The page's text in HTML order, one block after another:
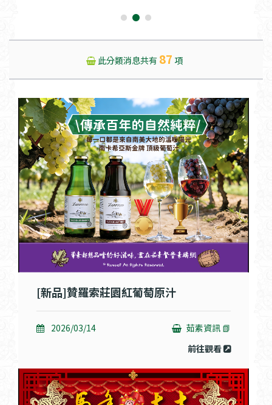
此分類消息共有 87 項
[新品]贊羅索莊園紅葡萄原汁
2026/03/14
茹素資訊 📗
前往觀看